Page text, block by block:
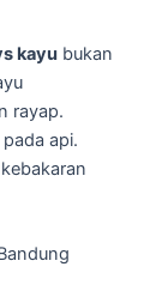
kayu bukan
rayap.
api.